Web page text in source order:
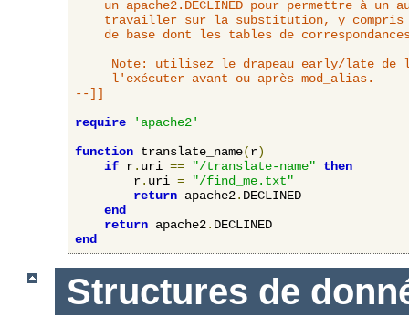
Note: utilisez le drapeau early/late de
     l'exécuter avant ou après mod_alias.
--]]
require
'apache2'
function translate_name(r)
if r. uri == "/translate-name"
then
        r
. uri =
"/find_me.txt"
return apache2. DECLINED
end
return apache2.
end
Structures de